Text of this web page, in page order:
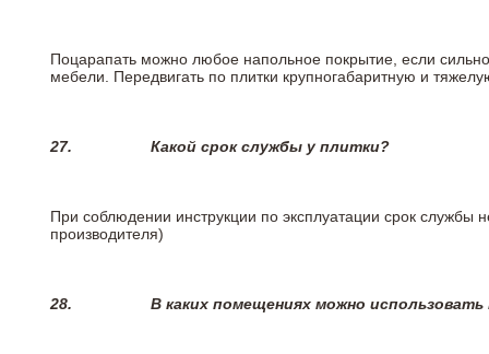
Поцарапать можно любое напольное покрытие, если
мебели. Передвигать по плитки крупногабаритную и
27. Какой срок службы у плитки?
При соблюдении инструкции по эксплуатации срок
производителя)
28. В каких помещениях можно